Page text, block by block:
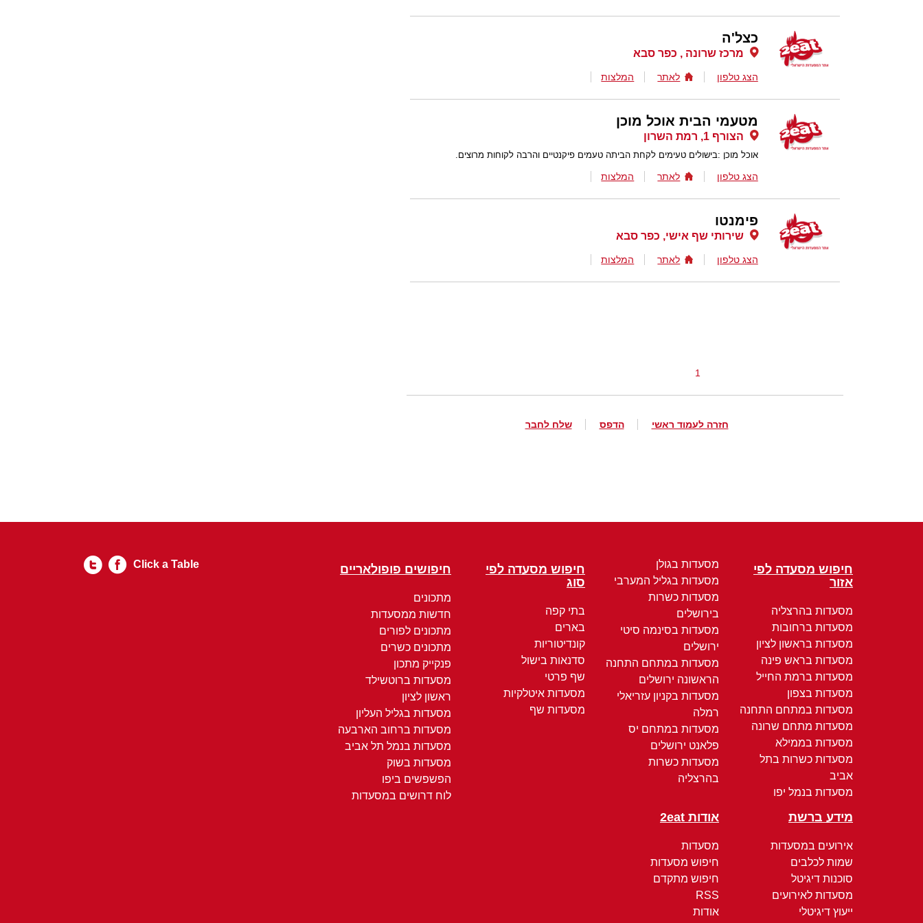
כצל'ה
מרכז שרונה , כפר סבא
הצג טלפון לאתר המלצות
מטעמי הבית אוכל מוכן
הצורף 1, רמת השרון
אוכל מוכן :בישולים טעימים לקחת הביתה טעמים פיקנטיים והרבה לקוחות מרוצים.
הצג טלפון לאתר המלצות
פימנטו
שירותי שף אישי, כפר סבא
הצג טלפון לאתר המלצות
1
חזרה לעמוד ראשי הדפס שלח לחבר
חיפוש מסעדה לפי
אזור
מסעדות בהרצליה
מסעדות ברחובות
מסעדות בראשון לציון
מסעדות בראש פינה
מסעדות ברמת החייל
מסעדות בצפון
מסעדות במתחם התחנה
מסעדות מתחם שרונה
מסעדות בממילא
מסעדות כשרות בתל
אביב
מסעדות בנמל יפו
מסעדות בגולן
מסעדות בגליל המערבי
מסעדות כשרות
בירושלים
מסעדות בסינמה סיטי
ירושלים
מסעדות במתחם התחנה
הראשונה ירושלים
מסעדות בקניון עזריאלי
רמלה
מסעדות במתחם יס
פלאנט ירושלים
מסעדות כשרות
בהרצליה
חיפוש מסעדה לפי
סוג
בתי קפה
בארים
קונדיטוריות
סדנאות בישול
שף פרטי
מסעדות איטלקיות
מסעדות שף
חיפושים פופולאריים
מתכונים
חדשות ממסעדות
מתכונים לפורים
מתכונים כשרים
פנקייק מתכון
מסעדות ברוטשילד
ראשון לציון
מסעדות בגליל העליון
מסעדות ברחוב הארבעה
מסעדות בנמל תל אביב
מסעדות בשוק
הפשפשים ביפו
לוח דרושים במסעדות
מידע ברשת
אירועים במסעדות
שמות לכלבים
סוכנות דיגיטל
מסעדות לאירועים
ייעוץ דיגיטלי
אודות 2eat
מסעדות
חיפוש מסעדות
חיפוש מתקדם
RSS
אודות
Click a Table